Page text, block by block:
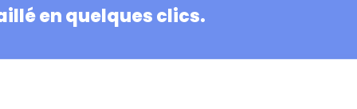
en quelques clics.